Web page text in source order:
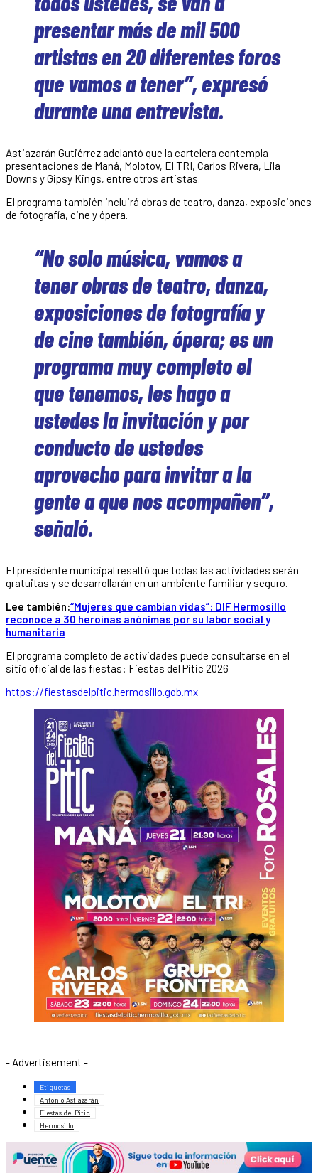
presentar más de mil 500
artistas en 20 diferentes foros
que vamos a tener”, expresó
durante una entrevista.
Astiazarán Gutiérrez adelantó que la cartelera contempla
presentaciones de Maná, Molotov, El TRI, Carlos Rivera, Lila
Downs y Gipsy Kings, entre otros artistas.
El programa también incluirá obras de teatro, danza, exposiciones
de fotografía, cine y ópera.
“No solo música, vamos a
tener obras de teatro, danza,
exposiciones de fotografía y
de cine también, ópera; es un
programa muy completo el
que tenemos, les hago a
ustedes la invitación y por
conducto de ustedes
aprovecho para invitar a la
gente a que nos acompañen”,
señaló.
El presidente municipal resaltó que todas las actividades serán
gratuitas y se desarrollarán en un ambiente familiar y seguro.
Lee también:“Mujeres que cambian vidas”: DIF Hermosillo
reconoce a 30 heroínas anónimas por su labor social y
humanitaria
El programa completo de actividades puede consultarse en el
sitio oficial de las fiestas: Fiestas del Pitic 2026
https://fiestasdelpitic.hermosillo.gob.mx
- Advertisement -
Etiquetas
Antonio Astiazarán
Fiestas del Pitic
Hermosillo